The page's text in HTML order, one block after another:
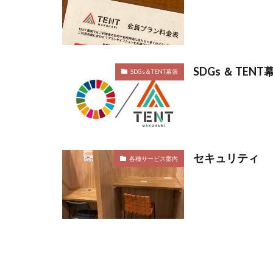
SDGs＆TENT幕張 SDGs ＆ TENT
各種サービス案内 セキュリティ